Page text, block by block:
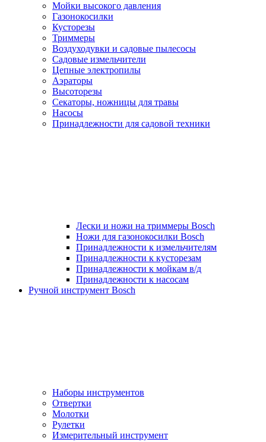
Мойки высокого давления
Газонокосилки
Кусторезы
Триммеры
Воздуходувки и садовые пылесосы
Садовые измельчители
Цепные электропилы
Аэраторы
Высоторезы
Секаторы, нoжницы для травы
Насосы
Принадлежности для садовой техники
Лески и ножи на триммеры Bosch
Ножи для газонокосилки Bosch
Принадлежности к измельчителям
Принадлежности к кусторезам
Принадлежности к мойкам в/д
Принадлежности к насосам
Ручной инструмент Bosch
Наборы инструментов
Отвертки
Молотки
Рулетки
Измерительный инструмент